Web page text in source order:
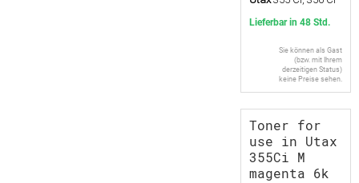
Lieferbar in 48 Std.
Sie können als Gast
(bzw. mit Ihrem
derzeitigen Status)
keine Preise sehen.
Toner for
use in Utax
355Ci M
magenta 6k